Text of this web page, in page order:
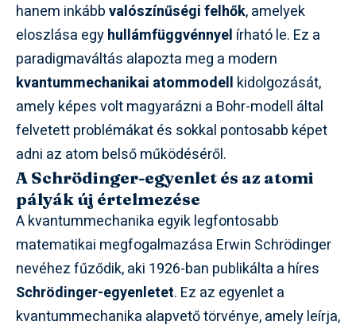
hanem inkábbvalószínűségi felhők, amelyek
eloszlása egyhullámfüggvénnyel írható le. Ez a
paradigmaváltás alapozta meg a modern
kvantummechanikai atommodell kidolgozását,
amely képes volt magyarázni a Bohr-modell által
felvetett problémákat és sokkal pontosabb képet
adni az atom belső működéséről.
A Schrödinger-egyenlet és az atomi
pályák új értelmezése
A kvantummechanika egyik legfontosabb
matematikai megfogalmazása Erwin Schrödinger
nevéhez fűződik, aki 1926-ban publikálta a híres
Schrödinger-egyenletet. Ez az egyenlet a
kvantummechanika alapvető törvénye, amely leírja,